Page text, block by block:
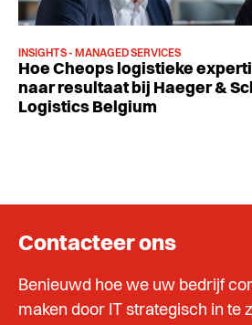
INSIGHTS - MANAGED SERVICES
Hoe Cheops logistieke
naar resultaat bij Haeger &
Logistics Belgium
Contacteer ons
Benieuwd hoe we uw bedrijf
maken door IT strategisch in te